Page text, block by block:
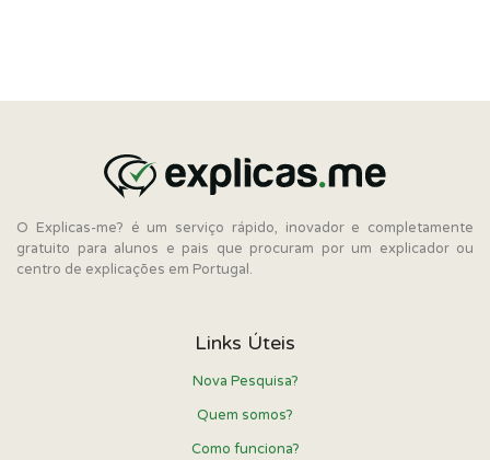
O Explicas-me? é um serviço rápido, inovador e completamente
gratuito para alunos e pais que procuram por um explicador ou
centro de explicações em Portugal.
Links Úteis
Nova Pesquisa?
Quem somos?
Como funciona?